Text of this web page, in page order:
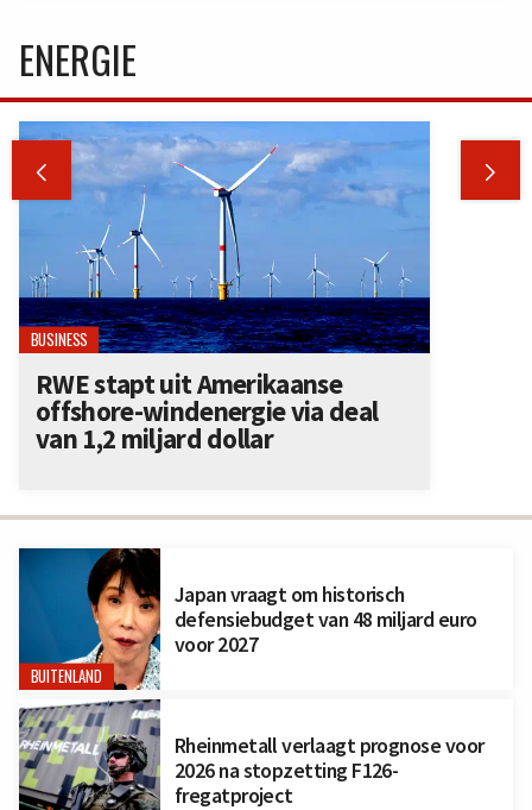
BUITENLAND
Japan vraagt om historisch
defensiebudget van 48 miljard euro
voor 2027
Rheinmetall verlaagt prognose voor
2026 na stopzetting F126-
fregatproject
ENERGIE
 
BUSINESS
RWE stapt uit Amerikaanse
offshore-windenergie via deal
van 1,2 miljard dollar